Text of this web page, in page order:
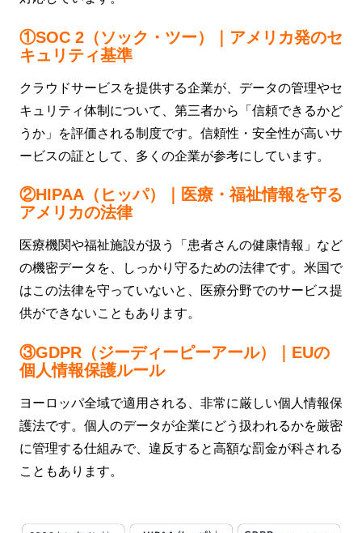
①SOC 2（ソック・ツー）｜アメリカ発のセ
キュリティ基準
クラウドサービスを提供する企業が、データの管理やセ
キュリティ体制について、第三者から「信頼できるかど
うか」を評価される制度です。信頼性・安全性が高いサ
ービスの証として、多くの企業が参考にしています。
②HIPAA（ヒッパ）｜医療・福祉情報を守る
アメリカの法律
医療機関や福祉施設が扱う「患者さんの健康情報」など
の機密データを、しっかり守るための法律です。米国で
はこの法律を守っていないと、医療分野でのサービス提
供ができないこともあります。
③GDPR（ジーディーピーアール）｜EUの
個人情報保護ルール
ヨーロッパ全域で適用される、非常に厳しい個人情報保
護法です。個人のデータが企業にどう扱われるかを厳密
に管理する仕組みで、違反すると高額な罰金が科される
こともあります。